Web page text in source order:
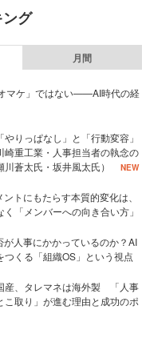
グ
月間
マケ」ではない——AI時代の経
やりっぱなし」と「行動変容」
崎重工業・人事担当者の執念の
蒼太氏・坂井風太氏）
NEW
トにもたらす本質的変化は、
「メンバーへの向き合い方」
が人事にかかっているのか？AI
つくる「組織OS」という視点
産、タレマネは海外製 「人事
こ取り」が進む理由と成功のポ